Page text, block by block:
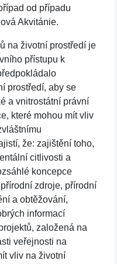
od případu
Akvitánie.
na životní prostředí je
přístupu k
prostředí, aby se
a vnitrostátní právní
které mohou mít vliv
že: zajištění toho,
citlivosti a
koncepce
zdroje, přírodní
a obtěžování,
informací
založená na
veřejnosti na
vliv na životní